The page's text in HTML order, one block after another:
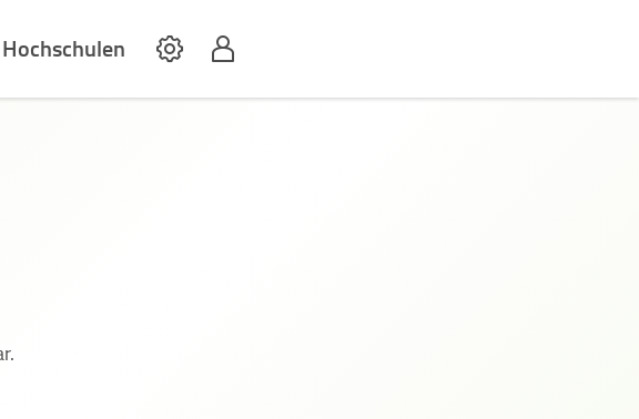
SettingsProfil